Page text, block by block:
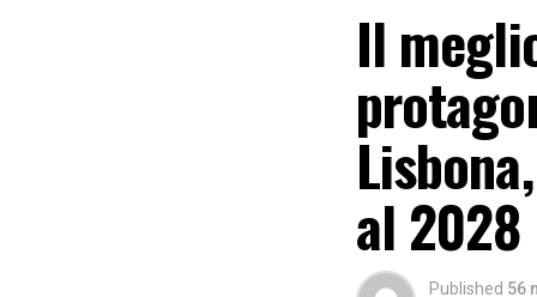
Il
al 2028
Published 56